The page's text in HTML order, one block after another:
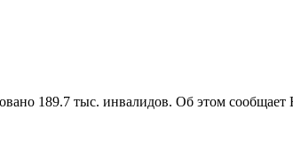
189.7 тыс. инвалидов. Об этом сообщает